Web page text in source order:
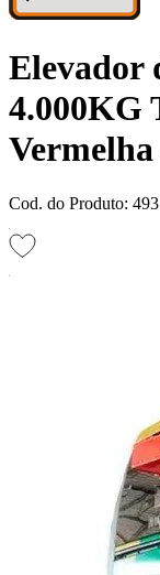
Elevador
4.000KG
Cod. do Produto: